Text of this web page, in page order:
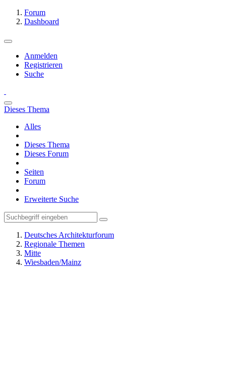
Forum
Dashboard
Anmelden
Registrieren
Suche
Dieses Thema
Alles
Dieses Thema
Dieses Forum
Seiten
Forum
Erweiterte Suche
Deutsches Architekturforum
Regionale Themen
Mitte
Wiesbaden/Mainz